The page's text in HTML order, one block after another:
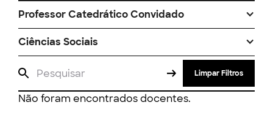
Professor Catedrático Convidado
Ciências Sociais
Limpar Filtros
Não foram encontrados docentes.